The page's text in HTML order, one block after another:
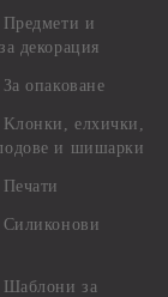
Предмети и
декорация
опаковане
Kлонки, елхички,
и шишарки
Силиконови
Шаблони за